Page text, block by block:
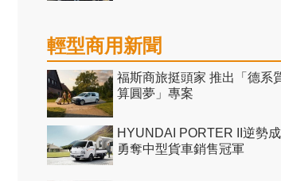
輕型商用新聞
福斯商旅挺頭家 推出「德系
算圓夢」專案
HYUNDAI PORTER II逆勢成
勇奪中型貨車銷售冠軍